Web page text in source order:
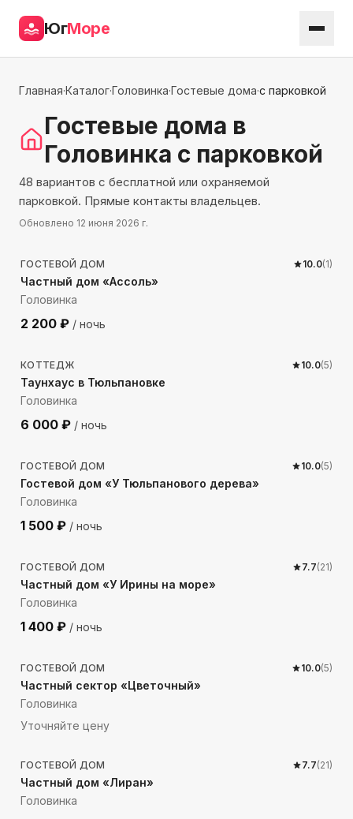
ЮгМоре
Главная·Каталог·Головинка·Гостевые дома·с парковкой
Гостевые дома в
Головинка с парковкой
48 вариантов с бесплатной или охраняемой
парковкой. Прямые контакты владельцев.
Обновлено 12 июня 2026 г.
137м до моря
ГОСТЕВОЙ ДОМ 10.0(1)
Частный дом «Ассоль»
Головинка
2 200 ₽ / ночь
191 м до моря
КОТТЕДЖ 10.0(5)
Таунхаус в Тюльпановке
Головинка
6 000 ₽ / ночь
208м до моря
ГОСТЕВОЙ ДОМ 10.0(5)
Гостевой дом «У Тюльпанового дерева»
Головинка
1 500 ₽ / ночь
534 м до моря
ГОСТЕВОЙ ДОМ 7.7(21)
Частный дом «У Ирины на море»
Головинка
1 400 ₽ / ночь
384 м до моря
ГОСТЕВОЙ ДОМ 10.0(5)
Частный сектор «Цветочный»
Головинка
Уточняйте цену
101м до моря
ГОСТЕВОЙ ДОМ 7.7(21)
Частный дом «Лиран»
Головинка